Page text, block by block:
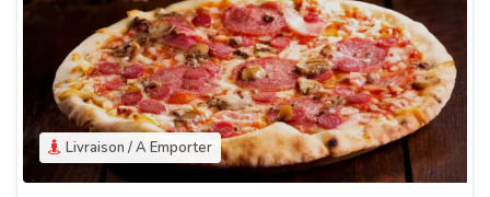
Livraison / A Emporter